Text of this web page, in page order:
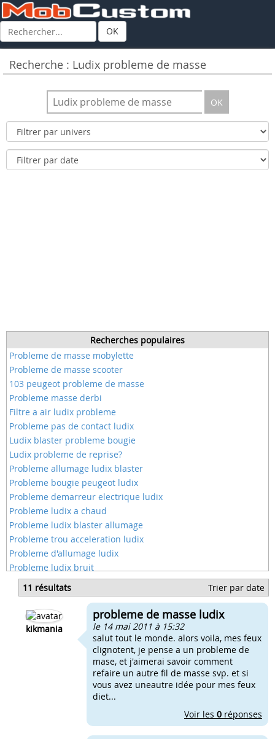
OK
Recherche : Ludix probleme de masse
OK
Recherches populaires
Probleme de masse mobylette
Probleme de masse scooter
103 peugeot probleme de masse
Probleme masse derbi
Filtre a air ludix probleme
Probleme pas de contact ludix
Ludix blaster probleme bougie
Ludix probleme de reprise?
Probleme allumage ludix blaster
Probleme bougie peugeot ludix
Probleme demarreur electrique ludix
Probleme ludix a chaud
Probleme ludix blaster allumage
Probleme trou acceleration ludix
Probleme d'allumage ludix
Probleme ludix bruit
Fil noir et blanc masse?
Vilo masse pleine av7
Fil de masse mbk
Fil de masse mobylette
11 résultats Trier par date
kikmania
probleme de masse ludix
le 14 mai 2011 à 15:32
salut tout le monde. alors voila, mes feux
clignotent, je pense a un probleme de
mase, et j'aimerai savoir comment
refaire un autre fil de masse svp. et si
vous avez uneautre idée pour mes feux
diet...
Voir les 0 réponses